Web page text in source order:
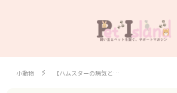
小動物 【ハムスターの病気と…